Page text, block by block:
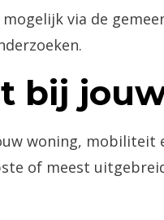
via de
bij
woning, mobiliteit
of meest